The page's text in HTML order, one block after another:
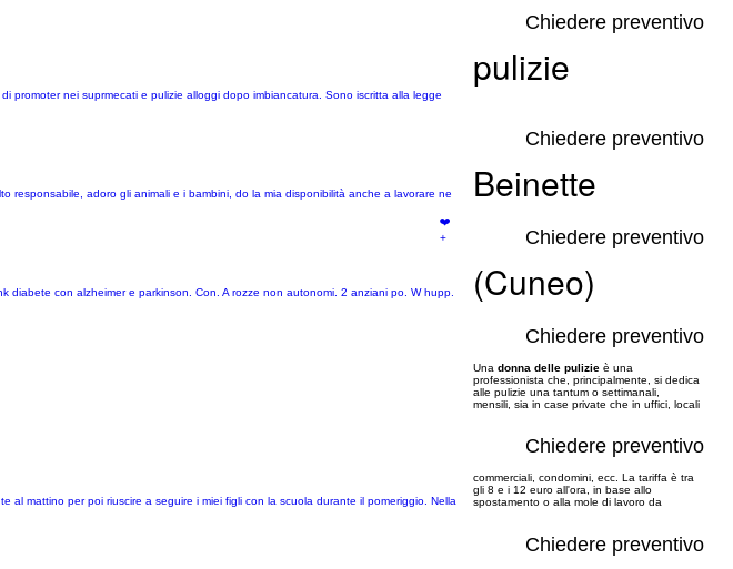
nei suprmecati e pulizie alloggi dopo imbiancatura. Sono iscritta alla legge
Chiedere preventivo
adoro gli animali e i bambini, do la mia disponibilità anche a lavorare ne
Chiedere preventivo
❤️
+
con alzheimer e parkinson. Con. A rozze non autonomi. 2 anziani po. W hupp.
Chiedere preventivo
Chiedere preventivo
al mattino per poi riuscire a seguire i miei figli con la scuola durante il pomeriggio. Nella
Chiedere preventivo
Chiedere preventivo
pulizie
Beinette
(Cuneo)
Una donna delle pulizie è una
professionista che, principalmente, si dedica
alle pulizie una tantum o settimanali,
mensili, sia in case private che in uffici, locali
commerciali, condomini, ecc. La tariffa è tra
gli 8 e i 12 euro all'ora, in base allo
spostamento o alla mole di lavoro da